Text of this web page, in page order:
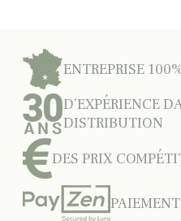
ENTREPRISE
D’EXPÉRIENCE
DISTRIBUTION
DES PRIX